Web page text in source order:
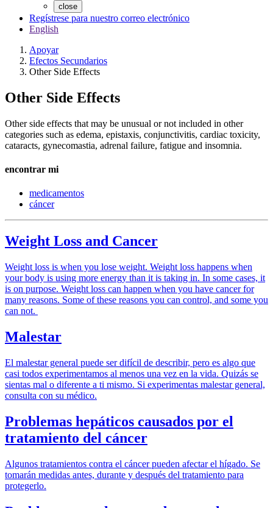
close
Regístrese para nuestro correo electrónico
English
Apoyar
Efectos Secundarios
Other Side Effects
Other Side Effects
Other side effects that may be unusual or not included in other
categories such as edema, epistaxis, conjunctivitis, cardiac toxicity,
cataracts, gynecomastia, adrenal failure, fatigue and insomnia.
encontrar mi
medicamentos
cáncer
Weight Loss and Cancer
Weight loss is when you lose weight. Weight loss happens when
your body is using more energy than it is taking in. In some cases, it
is on purpose. Weight loss can happen when you have cancer for
many reasons. Some of these reasons you can control, and some you
can not.
Malestar
El malestar general puede ser difícil de describir, pero es algo que
casi todos experimentamos al menos una vez en la vida. Quizás se
sientas mal o diferente a ti mismo. Si experimentas malestar general,
consulta con su médico.
Problemas hepáticos causados por el
tratamiento del cáncer
Algunos tratamientos contra el cáncer pueden afectar el hígado. Se
tomarán medidas antes, durante y después del tratamiento para
protegerlo.